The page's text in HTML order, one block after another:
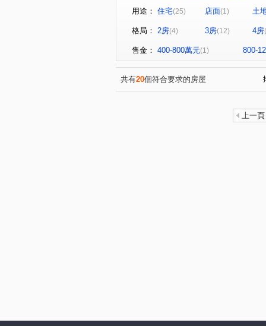
遠雄北府苑 愛上日東昇 (1)
地中海 卓悅6(1) 水舞
永華一街(1)
文成一路(1) 府前路一段(1)
富農街二段(1)
長榮路五段(1) 中華北路一段
用途： 住宅(25) 店面(1) 土
格局： 2房(4) 3房(12) 4房
售金： 400-800萬元(1) 800-
共有20個符合要求的房屋
上一頁